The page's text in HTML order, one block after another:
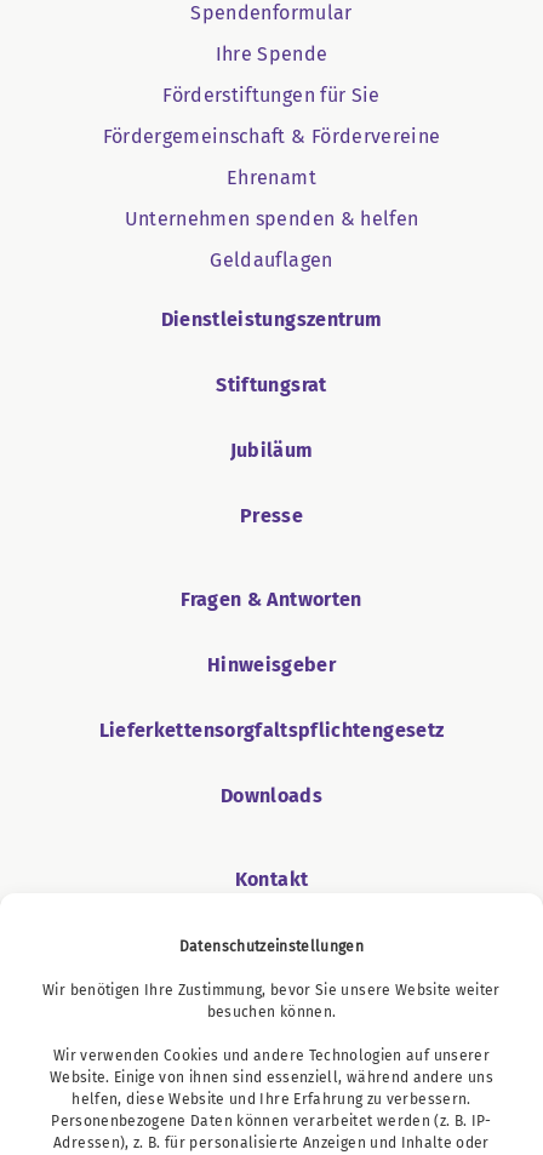
Datenschutzeinstellungen
Wir benötigen Ihre Zustimmung, bevor Sie unsere Website weiter
besuchen können.
Wir verwenden Cookies und andere Technologien auf unserer
Website. Einige von ihnen sind essenziell, während andere uns
helfen, diese Website und Ihre Erfahrung zu verbessern.
Personenbezogene Daten können verarbeitet werden (z. B. IP-
Adressen), z. B. für personalisierte Anzeigen und Inhalte oder
Spendenformular
Ihre Spende
Förderstiftungen für Sie
Fördergemeinschaft & Fördervereine
Ehrenamt
Unternehmen spenden & helfen
Geldauflagen
Dienstleistungszentrum
Stiftungsrat
Jubiläum
Presse
Fragen & Antworten
Hinweisgeber
Lieferkettensorgfaltspflichtengesetz
Downloads
Kontakt
Podcast